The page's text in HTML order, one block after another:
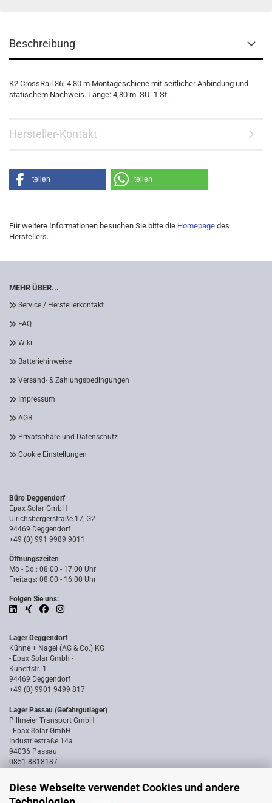
Diese Webseite verwendet Cookies und andere
Beschreibung
K2 CrossRail 36; 4.80 m Montageschiene mit seitlicher Anbindung und
statischem Nachweis. Länge: 4,80 m. SU=1 St.
Hersteller-Kontakt
teilen teilen
Für weitere Informationen besuchen Sie bitte die Homepage des
Herstellers.
MEHR ÜBER...
Service / Herstellerkontakt
FAQ
Wiki
Batteriehinweise
Versand- & Zahlungsbedingungen
Impressum
AGB
Privatsphäre und Datenschutz
Cookie Einstellungen
Büro Deggendorf
Epax Solar GmbH
Ulrichsbergerstraße 17, G2
94469 Deggendorf
+49 (0) 991 9989 9011
Öffnungszeiten
Mo - Do : 08:00 - 17:00 Uhr
Freitags: 08:00 - 16:00 Uhr
Folgen Sie uns:
Lager Deggendorf
Kühne + Nagel (AG & Co.) KG
- Epax Solar Gmbh -
Kunertstr. 1
94469 Deggendorf
+49 (0) 9901 9499 817
Lager Passau (Gefahrgutlager)
Pillmeier Transport GmbH
- Epax Solar GmbH -
Industriestraße 14a
94036 Passau
0851 8818187